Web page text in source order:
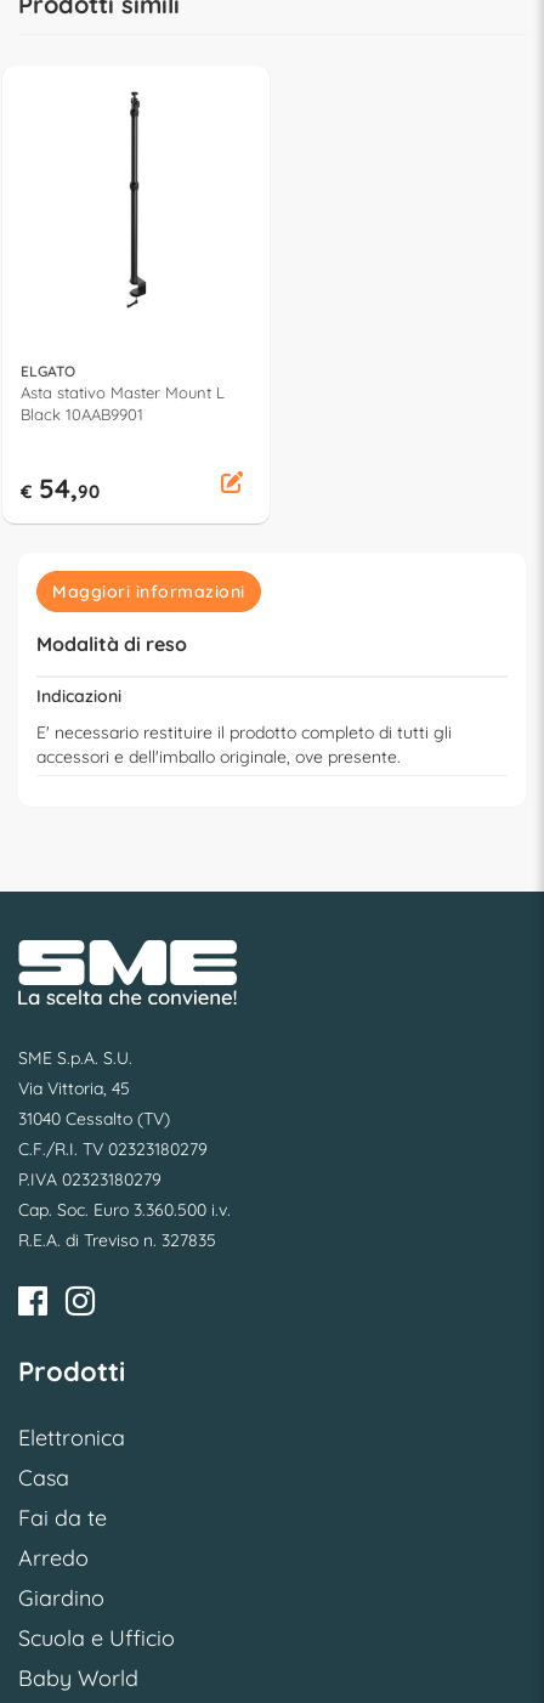
ELGATO
Asta stativo Master Mount L
Black 10AAB9901
€ 54,90
Maggiori informazioni
Modalità di reso
Indicazioni
E' necessario restituire il prodotto completo di tutti gli
accessori e dell'imballo originale, ove presente.
SME S.p.A. S.U.
Via Vittoria, 45
31040 Cessalto (TV)
C.F./R.I. TV 02323180279
P.IVA 02323180279
Cap. Soc. Euro 3.360.500 i.v.
R.E.A. di Treviso n. 327835
Prodotti
Elettronica
Casa
Fai da te
Arredo
Giardino
Scuola e Ufficio
Baby World